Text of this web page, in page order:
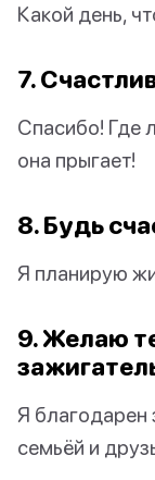
Какой день,
7.
Спасибо! Где
она прыгает!
8. Будь
Я планирую
9. Желаю
Я благодарен
семьёй и